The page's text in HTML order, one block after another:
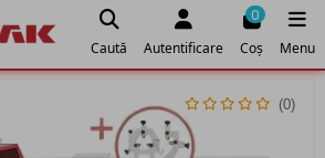
Caută Autentificare
0
Coș Menu
(0)